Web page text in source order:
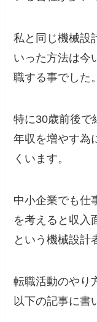
私と同じ機械設
いった方法は今
職する事でした。
特に30歳前後で
年収を増やす為
くいます。
中小企業でも仕
を考えると収入
という機械設計
転職活動のやり
以下の記事に書